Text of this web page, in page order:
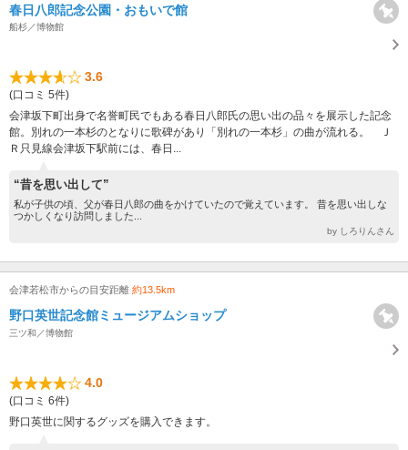
春日八郎記念公園・おもいで館
船杉／博物館
3.6
(口コミ 5件)
会津坂下町出身で名誉町民でもある春日八郎氏の思い出の品々を展示した記念
館。別れの一本杉のとなりに歌碑があり「別れの一本杉」の曲が流れる。 Ｊ
Ｒ只見線会津坂下駅前には、春日...
“昔を思い出して”
私が子供の頃、父が春日八郎の曲をかけていたので覚えています。 昔を思い出しな
つかしくなり訪問しました...
by しろりんさん
会津若松市からの目安距離 約13.5km
野口英世記念館ミュージアムショップ
三ツ和／博物館
4.0
(口コミ 6件)
野口英世に関するグッズを購入できます。